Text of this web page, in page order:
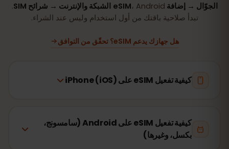
الجوّال → إضافة eSIM ، Android الشبكة والإنترنت → شرائح SIM
.
تبدأ صلاحية باقتك من أول استخدام وليس عند الشراء.
هل جهازك يدعم eSIM؟ تحقّق من التوافق
كيفية تفعيل eSIM على iPhone (iOS)
كيفية تفعيل eSIM على Android (سامسونج،
بكسل، وغيرها)